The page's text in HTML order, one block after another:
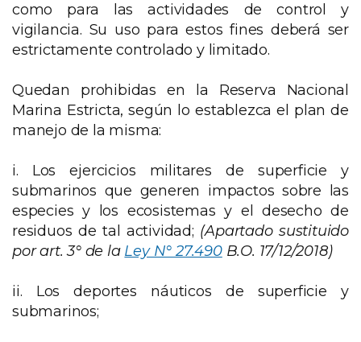
como para las actividades de control y
vigilancia. Su uso para estos fines deberá ser
estrictamente controlado y limitado.
Quedan prohibidas en la Reserva Nacional
Marina Estricta, según lo establezca el plan de
manejo de la misma:
i. Los ejercicios militares de superficie y
submarinos que generen impactos sobre las
especies y los ecosistemas y el desecho de
residuos de tal actividad; (Apartado sustituido
por art. 3° de la Ley N° 27.490 B.O. 17/12/2018)
ii. Los deportes náuticos de superficie y
submarinos;